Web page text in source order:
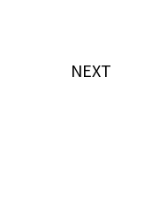
NEXT